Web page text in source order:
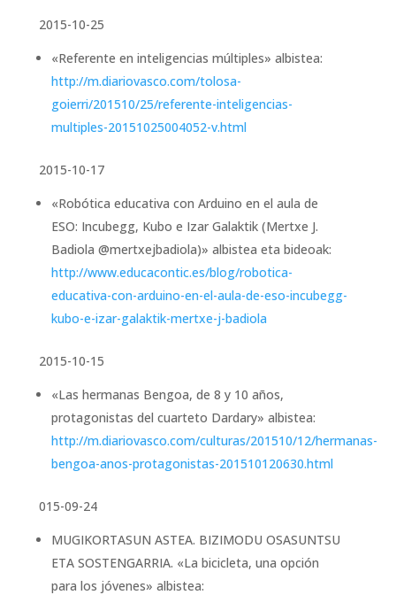
2015-10-25
«Referente en inteligencias múltiples» albistea:
http://m.diariovasco.com/tolosa-
goierri/201510/25/referente-inteligencias-
multiples-20151025004052-v.html
2015-10-17
«Robótica educativa con Arduino en el aula de
ESO: Incubegg, Kubo e Izar Galaktik (Mertxe J.
Badiola @mertxejbadiola)» albistea eta bideoak:
http://www.educacontic.es/blog/robotica-
educativa-con-arduino-en-el-aula-de-eso-incubegg-
kubo-e-izar-galaktik-mertxe-j-badiola
2015-10-15
«Las hermanas Bengoa, de 8 y 10 años,
protagonistas del cuarteto Dardary» albistea:
http://m.diariovasco.com/culturas/201510/12/hermanas-
bengoa-anos-protagonistas-201510120630.html
015-09-24
MUGIKORTASUN ASTEA. BIZIMODU OSASUNTSU
ETA SOSTENGARRIA. «La bicicleta, una opción
para los jóvenes» albistea: